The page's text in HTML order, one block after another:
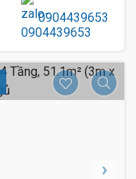
0904439653